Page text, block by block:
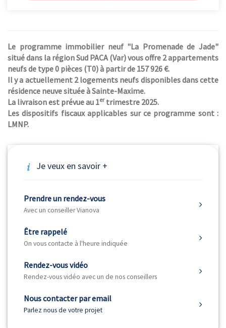
Le programme immobilier neuf "La Promenade de Jade"
situé dans la région Sud PACA (Var) vous offre 2 appartements
neufs de type 0 pièces (T0) à partir de 157 926 €.
Il y a actuellement 2 logements neufs disponibles dans cette
résidence neuve située à Sainte-Maxime.
La livraison est prévue au 1ertrimestre 2025.
Les dispositifs fiscaux applicables sur ce programme sont :
LMNP.
Je veux en savoir +
Prendre un rendez-vous
Avec un conseiller Vianova
Être rappelé
On vous contacte à l'heure indiquée
Rendez-vous vidéo
Rendez-vous vidéo avec un de nos conseillers
Nous contacter par email
Parlez nous de votre projet